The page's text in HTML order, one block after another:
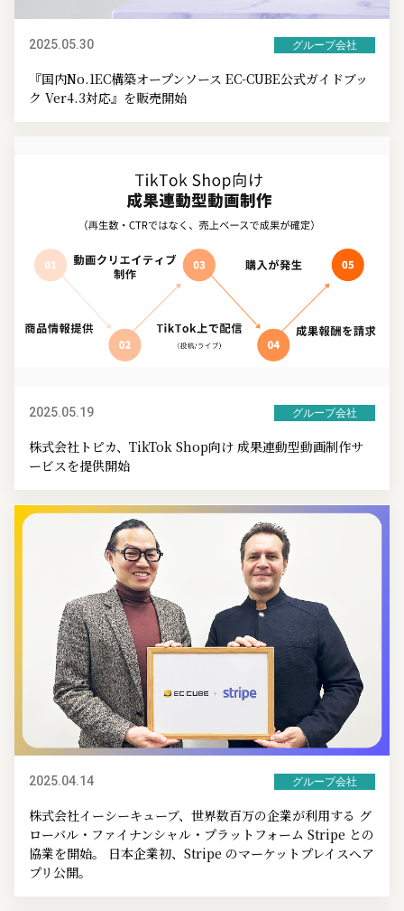
2025.05.30 グループ会社
『国内No.1EC構築オープンソース EC-CUBE公式ガイドブッ
ク Ver4.3対応』を販売開始
2025.05.19 グループ会社
株式会社トピカ、TikTok Shop向け 成果連動型動画制作サ
ービスを提供開始
2025.04.14 グループ会社
株式会社イーシーキューブ、世界数百万の企業が利用する グ
ローバル・ファイナンシャル・プラットフォーム Stripe との
協業を開始。 日本企業初、Stripe のマーケットプレイスへア
プリ公開。